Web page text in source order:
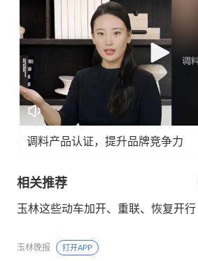
调料产品认证，提升品牌竞争力
相关推荐
玉林这些动车加开、重联、恢复开行
玉林晚报 打开APP